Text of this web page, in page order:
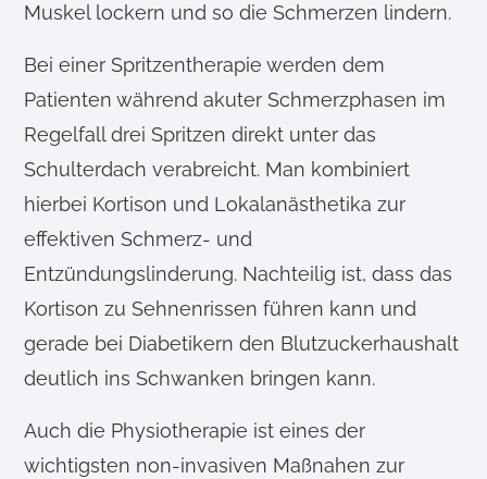
Muskel lockern und so die Schmerzen lindern.
Bei einer Spritzentherapie werden dem
Patienten während akuter Schmerzphasen im
Regelfall drei Spritzen direkt unter das
Schulterdach verabreicht. Man kombiniert
hierbei Kortison und Lokalanästhetika zur
effektiven Schmerz- und
Entzündungslinderung. Nachteilig ist, dass das
Kortison zu Sehnenrissen führen kann und
gerade bei Diabetikern den Blutzuckerhaushalt
deutlich ins Schwanken bringen kann.
Auch die Physiotherapie ist eines der
wichtigsten non-invasiven Maßnahen zur